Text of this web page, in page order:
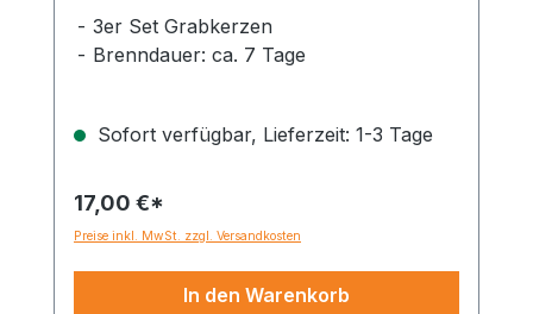
3er Set Grabkerzen
Brenndauer: ca. 7 Tage
Sofort verfügbar, Lieferzeit: 1-3 Tage
17,00 €*
Preise inkl. MwSt. zzgl. Versandkosten
In den Warenkorb